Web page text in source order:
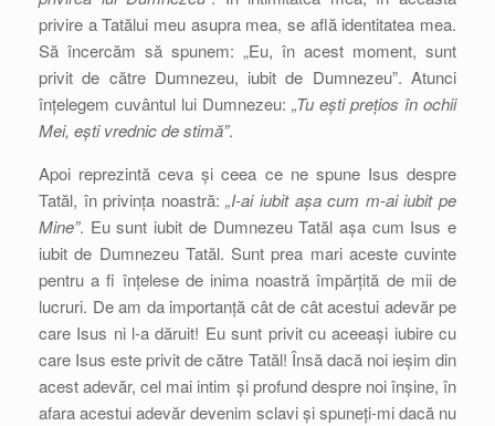
privire a Tatălui meu asupra mea, se află identitatea mea.
Să încercăm să spunem: „Eu, în acest moment, sunt
privit de către Dumnezeu, iubit de Dumnezeu”. Atunci
înțelegem cuvântul lui Dumnezeu: „Tu ești prețios în ochii
Mei, ești vrednic de stimă”.
Apoi reprezintă ceva și ceea ce ne spune Isus despre
Tatăl, în privința noastră:„I-ai iubit așa cum m-ai iubit pe
Mine”. Eu sunt iubit de Dumnezeu Tatăl așa cum Isus e
iubit de Dumnezeu Tatăl. Sunt prea mari aceste cuvinte
pentru a fi înțelese de inima noastră împărțită de mii de
lucruri. De am da importanță cât de cât acestui adevăr pe
care Isus ni l-a dăruit! Eu sunt privit cu aceeași iubire cu
care Isus este privit de către Tatăl! Însă dacă noi ieșim din
acest adevăr, cel mai intim și profund despre noi înșine, în
afara acestui adevăr devenim sclavi și spuneți-mi dacă nu